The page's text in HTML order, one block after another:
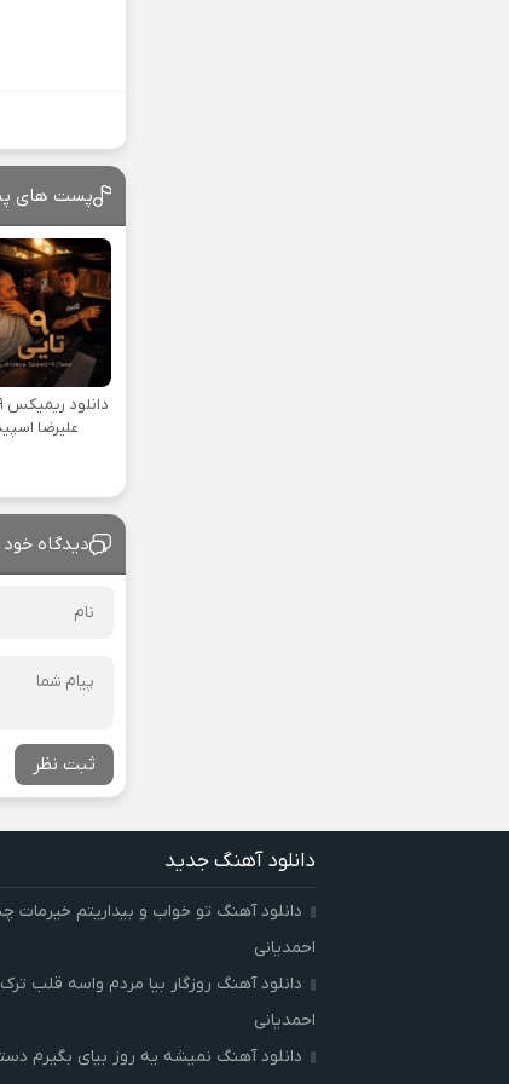
پست های
علیرضا
دیدگاه خود
ثبت نظر
دانلود آهنگ جدید
دانلود آهنگ تو خواب و بیداریتم خیرمات
احمدیانی
دانلود آهنگ روزگار بیا مردم واسه قلب
احمدیانی
دانلود آهنگ نمیشه یه روز بیای بگیرم